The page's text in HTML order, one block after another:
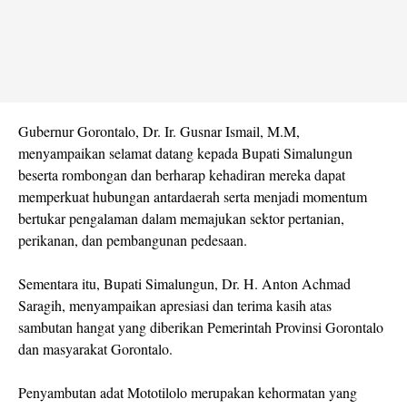
Gubernur Gorontalo, Dr. Ir. Gusnar Ismail, M.M,
menyampaikan selamat datang kepada Bupati Simalungun
beserta rombongan dan berharap kehadiran mereka dapat
memperkuat hubungan antardaerah serta menjadi momentum
bertukar pengalaman dalam memajukan sektor pertanian,
perikanan, dan pembangunan pedesaan.
Sementara itu, Bupati Simalungun, Dr. H. Anton Achmad
Saragih, menyampaikan apresiasi dan terima kasih atas
sambutan hangat yang diberikan Pemerintah Provinsi Gorontalo
dan masyarakat Gorontalo.
Penyambutan adat Mototilolo merupakan kehormatan yang